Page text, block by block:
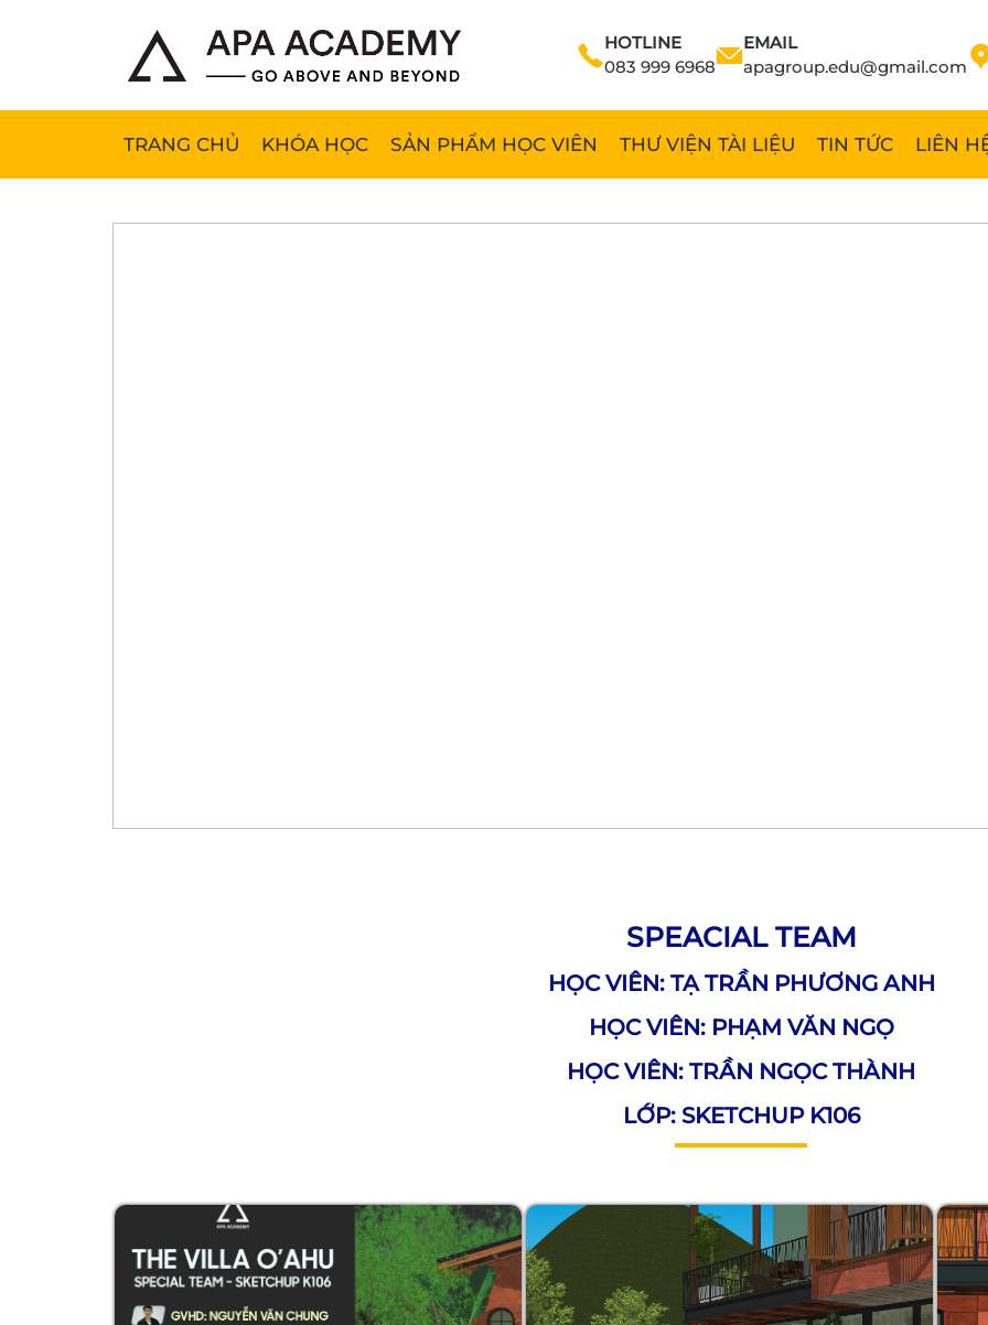
HOTLINE
083 999 6968
EMAIL
apagroup.edu@gmail.com
TRANG CHỦ KHÓA HỌC SẢN PHẨM HỌC VIÊN THƯ VIỆN TÀI LIỆU TIN TỨC LIÊN
SPEACIAL TEAM
HỌC VIÊN: TẠ TRẦN PHƯƠNG ANH
HỌC VIÊN: PHẠM VĂN NGỌ
HỌC VIÊN: TRẦN NGỌC THÀNH
LỚP: SKETCHUP K106